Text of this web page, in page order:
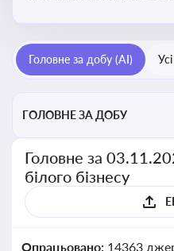
Головне за добу (AI)
ГОЛОВНЕ ЗА ДОБУ
Головне за
білого бізнесу
Опрацьовано: 14363